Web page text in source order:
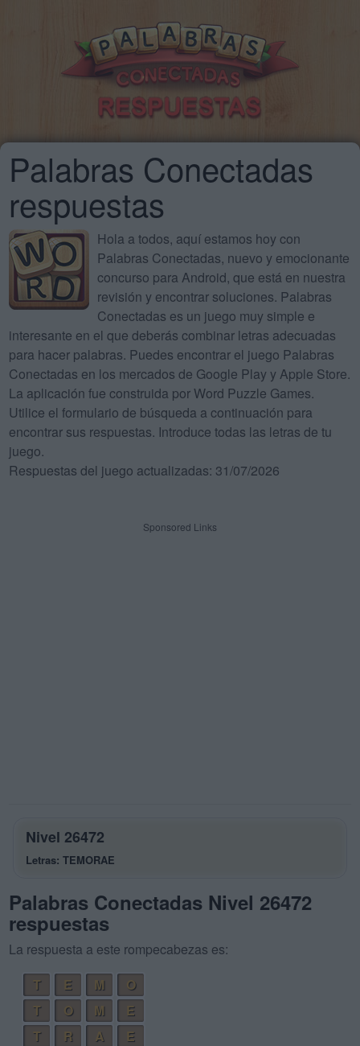
Palabras Conectadas
respuestas
Hola a todos, aquí estamos hoy con
Palabras Conectadas, nuevo y emocionante
concurso para Android, que está en nuestra
revisión y encontrar soluciones. Palabras
Conectadas es un juego muy simple e
interesante en el que deberás combinar letras adecuadas
para hacer palabras. Puedes encontrar el juego Palabras
Conectadas en los mercados de Google Play y Apple Store.
La aplicación fue construida por Word Puzzle Games.
Utilice el formulario de búsqueda a continuación para
encontrar sus respuestas. Introduce todas las letras de tu
juego.
Respuestas del juego actualizadas: 31/07/2026
Sponsored Links
Nivel 26472
Letras: TEMORAE
Palabras Conectadas Nivel 26472
respuestas
La respuesta a este rompecabezas es:
T
E M
O
T
O M
E
T
R A
E